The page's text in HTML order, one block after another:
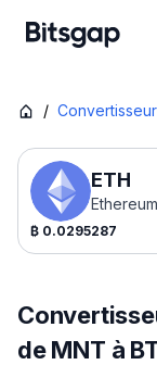
/ Convertisseur
ETH
Ethereum
₿ 0.0295287
de MNT à